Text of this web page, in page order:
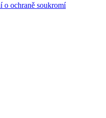
o ochraně soukromí